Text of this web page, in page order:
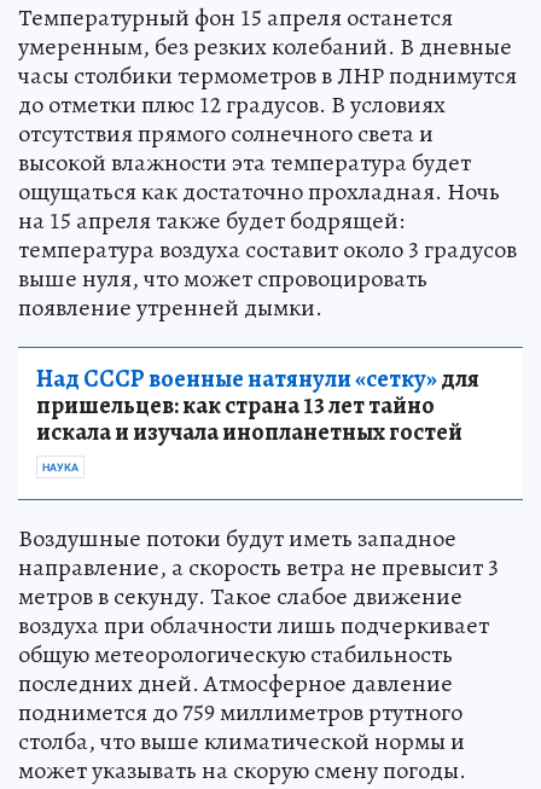
Температурный фон 15 апреля останется
умеренным, без резких колебаний. В дневные
часы столбики термометров в ЛНР поднимутся
до отметки плюс 12 градусов. В условиях
отсутствия прямого солнечного света и
высокой влажности эта температура будет
ощущаться как достаточно прохладная. Ночь
на 15 апреля также будет бодрящей:
температура воздуха составит около 3 градусов
выше нуля, что может спровоцировать
появление утренней дымки.
Над СССР военные натянули «сетку»для
пришельцев: как страна 13 лет тайно
искала и изучала инопланетных гостей
НАУКА
Воздушные потоки будут иметь западное
направление, а скорость ветра не превысит 3
метров в секунду. Такое слабое движение
воздуха при облачности лишь подчеркивает
общую метеорологическую стабильность
последних дней. Атмосферное давление
поднимется до 759 миллиметров ртутного
столба, что выше климатической нормы и
может указывать на скорую смену погоды.